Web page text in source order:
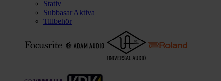
Stativ
Subbasar Aktiva
Tillbehör